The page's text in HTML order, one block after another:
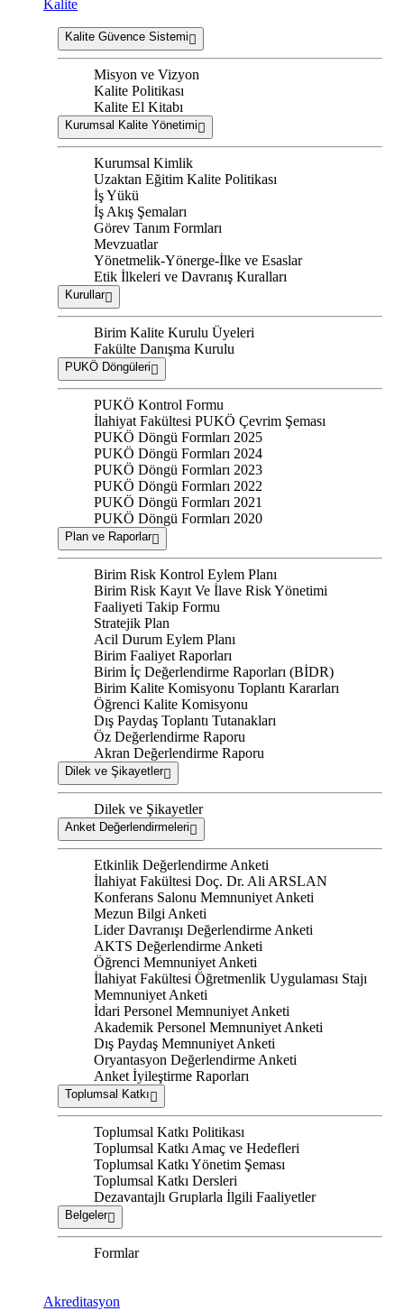
Kalite
Kalite Güvence Sistemi
Misyon ve Vizyon
Kalite Politikası
Kalite El Kitabı
Kurumsal Kalite Yönetimi
Kurumsal Kimlik
Uzaktan Eğitim Kalite Politikası
İş Yükü
İş Akış Şemaları
Görev Tanım Formları
Mevzuatlar
Yönetmelik-Yönerge-İlke ve Esaslar
Etik İlkeleri ve Davranış Kuralları
Kurullar
Birim Kalite Kurulu Üyeleri
Fakülte Danışma Kurulu
PUKÖ Döngüleri
PUKÖ Kontrol Formu
İlahiyat Fakültesi PUKÖ Çevrim Şeması
PUKÖ Döngü Formları 2025
PUKÖ Döngü Formları 2024
PUKÖ Döngü Formları 2023
PUKÖ Döngü Formları 2022
PUKÖ Döngü Formları 2021
PUKÖ Döngü Formları 2020
Plan ve Raporlar
Birim Risk Kontrol Eylem Planı
Birim Risk Kayıt Ve İlave Risk Yönetimi
Faaliyeti Takip Formu
Stratejik Plan
Acil Durum Eylem Planı
Birim Faaliyet Raporları
Birim İç Değerlendirme Raporları (BİDR)
Birim Kalite Komisyonu Toplantı Kararları
Öğrenci Kalite Komisyonu
Dış Paydaş Toplantı Tutanakları
Öz Değerlendirme Raporu
Akran Değerlendirme Raporu
Dilek ve Şikayetler
Dilek ve Şikayetler
Anket Değerlendirmeleri
Etkinlik Değerlendirme Anketi
İlahiyat Fakültesi Doç. Dr. Ali ARSLAN
Konferans Salonu Memnuniyet Anketi
Mezun Bilgi Anketi
Lider Davranışı Değerlendirme Anketi
AKTS Değerlendirme Anketi
Öğrenci Memnuniyet Anketi
İlahiyat Fakültesi Öğretmenlik Uygulaması Stajı
Memnuniyet Anketi
İdari Personel Memnuniyet Anketi
Akademik Personel Memnuniyet Anketi
Dış Paydaş Memnuniyet Anketi
Oryantasyon Değerlendirme Anketi
Anket İyileştirme Raporları
Toplumsal Katkı
Toplumsal Katkı Politikası
Toplumsal Katkı Amaç ve Hedefleri
Toplumsal Katkı Yönetim Şeması
Toplumsal Katkı Dersleri
Dezavantajlı Gruplarla İlgili Faaliyetler
Belgeler
Formlar
Akreditasyon